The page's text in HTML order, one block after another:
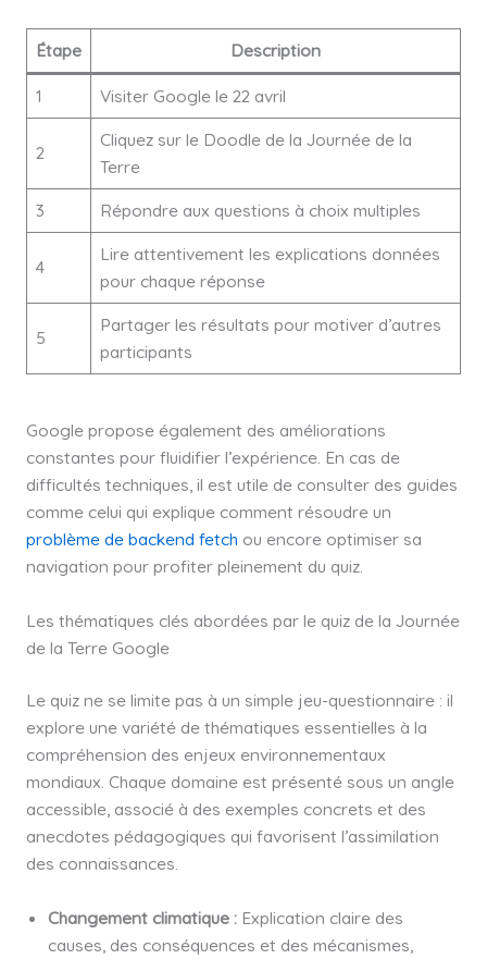
Étape Description
1 Visiter Google le 22 avril
2
Cliquez sur le Doodle de la Journée de la
Terre
3
Répondre aux questions à choix multiples
4
Lire attentivement les explications données
pour chaque réponse
5
Partager les résultats pour motiver d’autres
participants
Google propose également des améliorations
constantes pour fluidifier l’expérience. En cas de
difficultés techniques, il est utile de consulter des guides
comme celui qui explique comment résoudre un
problème de backend fetch ou encore optimiser sa
navigation pour profiter pleinement du quiz.
Les thématiques clés abordées par le quiz de la Journée
de la Terre Google
Le quiz ne se limite pas à un simple jeu-questionnaire : il
explore une variété de thématiques essentielles à la
compréhension des enjeux environnementaux
mondiaux. Chaque domaine est présenté sous un angle
accessible, associé à des exemples concrets et des
anecdotes pédagogiques qui favorisent l’assimilation
des connaissances.
Changement climatique :Explication claire des
causes, des conséquences et des mécanismes,